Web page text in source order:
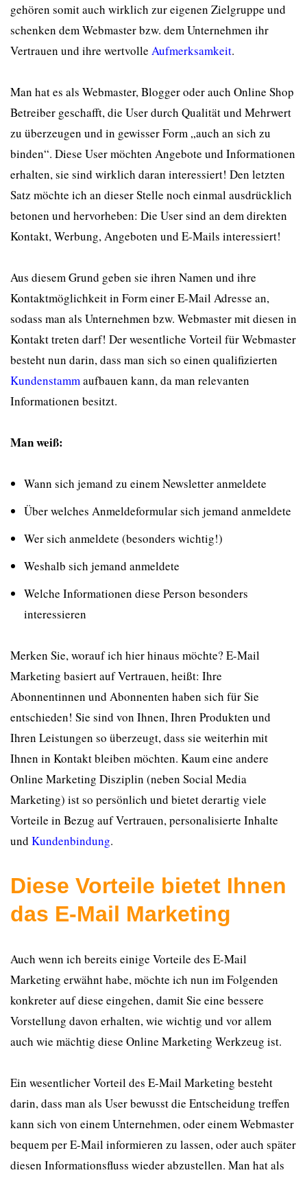
gehören somit auch wirklich zur eigenen Zielgruppe und
schenken dem Webmaster bzw. dem Unternehmen ihr
Vertrauen und ihre wertvolle Aufmerksamkeit.
Man hat es als Webmaster, Blogger oder auch Online Shop
Betreiber geschafft, die User durch Qualität und Mehrwert
zu überzeugen und in gewisser Form „auch an sich zu
binden“. Diese User möchten Angebote und Informationen
erhalten, sie sind wirklich daran interessiert! Den letzten
Satz möchte ich an dieser Stelle noch einmal ausdrücklich
betonen und hervorheben: Die User sind an dem direkten
Kontakt, Werbung, Angeboten und E-Mails interessiert!
Aus diesem Grund geben sie ihren Namen und ihre
Kontaktmöglichkeit in Form einer E-Mail Adresse an,
sodass man als Unternehmen bzw. Webmaster mit diesen in
Kontakt treten darf! Der wesentliche Vorteil für Webmaster
besteht nun darin, dass man sich so einen qualifizierten
Kundenstammaufbauen kann, da man relevanten
Informationen besitzt.
Man weiß:
Wann sich jemand zu einem Newsletter anmeldete
Über welches Anmeldeformular sich jemand anmeldete
Wer sich anmeldete (besonders wichtig!)
Weshalb sich jemand anmeldete
Welche Informationen diese Person besonders
interessieren
Merken Sie, worauf ich hier hinaus möchte? E-Mail
Marketing basiert auf Vertrauen, heißt: Ihre
Abonnentinnen und Abonnenten haben sich für Sie
entschieden! Sie sind von Ihnen, Ihren Produkten und
Ihren Leistungen so überzeugt, dass sie weiterhin mit
Ihnen in Kontakt bleiben möchten. Kaum eine andere
Online Marketing Disziplin (neben Social Media
Marketing) ist so persönlich und bietet derartig viele
Vorteile in Bezug auf Vertrauen, personalisierte Inhalte
und Kundenbindung.
Diese Vorteile bietet Ihnen
das E-Mail Marketing
Auch wenn ich bereits einige Vorteile des E-Mail
Marketing erwähnt habe, möchte ich nun im Folgenden
konkreter auf diese eingehen, damit Sie eine bessere
Vorstellung davon erhalten, wie wichtig und vor allem
auch wie mächtig diese Online Marketing Werkzeug ist.
Ein wesentlicher Vorteil des E-Mail Marketing besteht
darin, dass man als User bewusst die Entscheidung treffen
kann sich von einem Unternehmen, oder einem Webmaster
bequem per E-Mail informieren zu lassen, oder auch später
diesen Informationsfluss wieder abzustellen. Man hat als